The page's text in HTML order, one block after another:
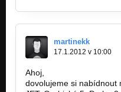
martinekk
17.1.2012 v 10:00
Ahoj,
dovolujeme si nabídnout